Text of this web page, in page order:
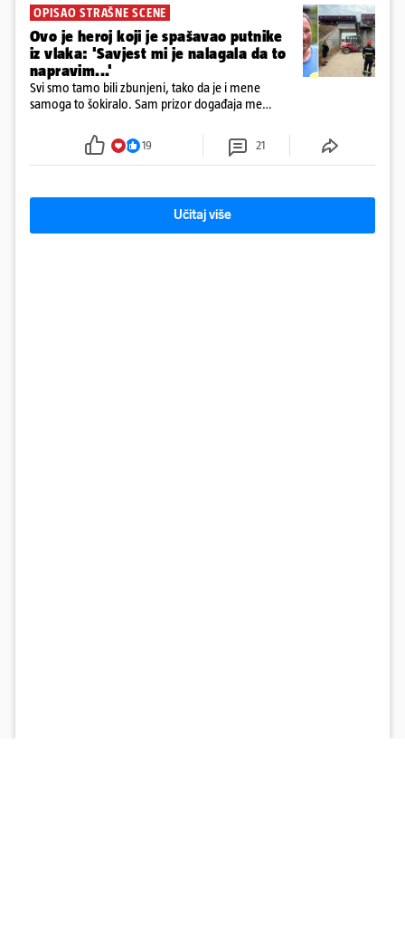
OPISAO STRAŠNE SCENE
Ovo je heroj koji je spašavao putnike
iz vlaka: 'Savjest mi je nalagala da to
napravim...'
Svi smo tamo bili zbunjeni, tako da je i mene
samoga to šokiralo. Sam prizor događaja me
19 21
Učitaj više